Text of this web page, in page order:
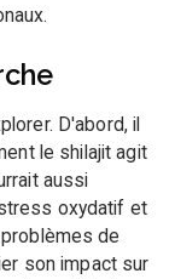
D'abord, il
le shilajit agit
aussi
oxydatif et
de
son impact sur